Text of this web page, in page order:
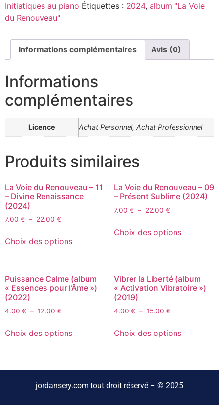
Initiatiques au piano Étiquettes : 2024, album "La Voie
du Renouveau"
Informations complémentaires Avis (0)
Informations
complémentaires
Licence Achat Personnel, Achat Professionnel
Produits similaires
La Voie du Renouveau – 11
– Divine Renaissance
(2024)
7.00 € – 22.00 €
Choix des options
La Voie du Renouveau – 09
– Présent Sublime (2024)
7.00 € – 22.00 €
Choix des options
Puissance Calme (album
« Essences pour l’Âme »)
(2022)
4.00 € – 12.00 €
Choix des options
Vibrer la Liberté (album
« Activation Vibratoire »)
(2019)
4.00 € – 15.00 €
Choix des options
jordansery.com tout droit réservé – © 2025